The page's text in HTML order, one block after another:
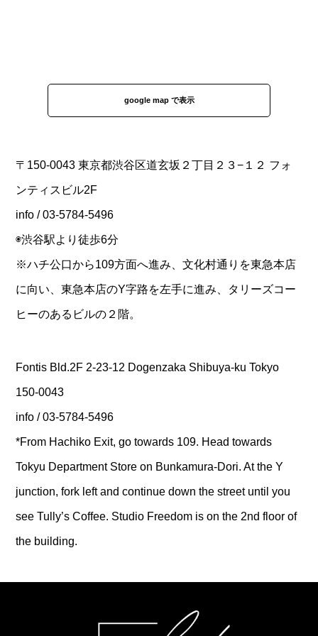
google map で表示
〒150-0043 東京都渋谷区道玄坂２丁目２３−１２ フォ
ンティスビル2F
info / 03-5784-5496
◉渋谷駅より徒歩6分
※ハチ公口から109方面へ進み、文化村通りを東急本店
に向い、東急本店のY字路を左手に進み、タリーズコー
ヒーのあるビルの２階。
Fontis Bld.2F 2-23-12 Dogenzaka Shibuya-ku Tokyo
150-0043
info / 03-5784-5496
*From Hachiko Exit, go towards 109. Head towards
Tokyu Department Store on Bunkamura-Dori. At the Y
junction, fork left and continue down the street until you
see Tully’s Coffee. Studio Freedom is on the 2nd floor of
the building.